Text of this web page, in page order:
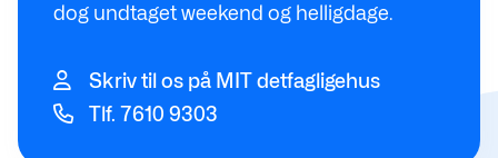
dog undtaget weekend og helligdage.
Skriv til os på MIT detfagligehus
Tlf. 7610 9303